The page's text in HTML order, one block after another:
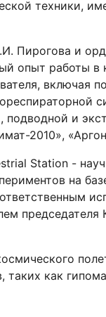
техники,
Пирогова и
опыт работы в
включая
подводной и
2010»,
Station -
на
председателя
как